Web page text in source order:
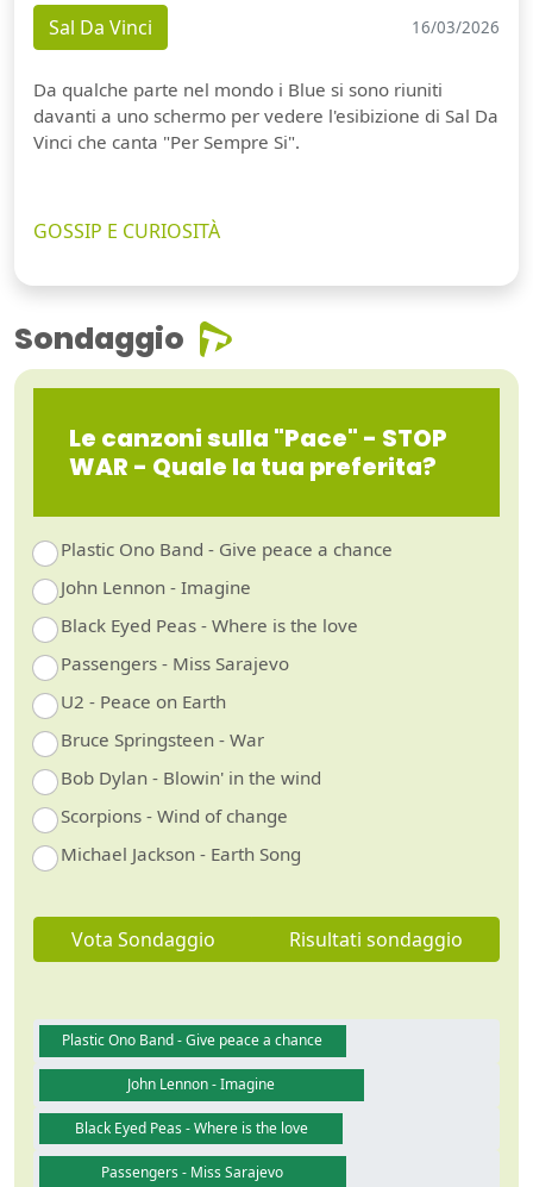
Sal Da Vinci 16/03/2026
Da qualche parte nel mondo i Blue si sono riuniti
davanti a uno schermo per vedere l'esibizione di Sal Da
Vinci che canta "Per Sempre Si".
GOSSIP E CURIOSITÀ
Sondaggio
Le canzoni sulla "Pace" - STOP
WAR - Quale la tua preferita?
Plastic Ono Band - Give peace a chance
John Lennon - Imagine
Black Eyed Peas - Where is the love
Passengers - Miss Sarajevo
U2 - Peace on Earth
Bruce Springsteen - War
Bob Dylan - Blowin' in the wind
Scorpions - Wind of change
Michael Jackson - Earth Song
Vota Sondaggio Risultati sondaggio
Plastic Ono Band - Give peace a chance
John Lennon - Imagine
Black Eyed Peas - Where is the love
Passengers - Miss Sarajevo